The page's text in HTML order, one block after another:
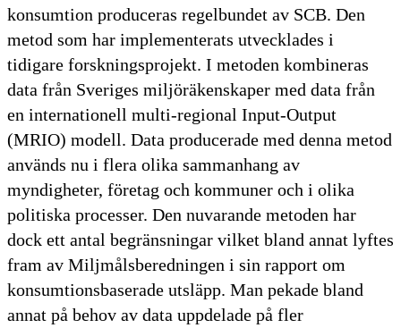
konsumtion produceras regelbundet av SCB. Den
metod som har implementerats utvecklades i
tidigare forskningsprojekt. I metoden kombineras
data från Sveriges miljöräkenskaper med data från
en internationell multi-regional Input-Output
(MRIO) modell. Data producerade med denna metod
används nu i flera olika sammanhang av
myndigheter, företag och kommuner och i olika
politiska processer. Den nuvarande metoden har
dock ett antal begränsningar vilket bland annat lyftes
fram av Miljmålsberedningen i sin rapport om
konsumtionsbaserade utsläpp. Man pekade bland
annat på behov av data uppdelade på fler